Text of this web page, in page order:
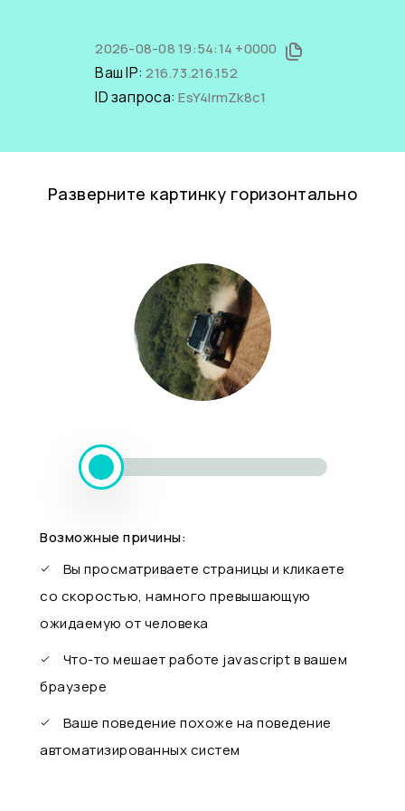
2026-08-08 19:54:14 +0000
Ваш IP:216.73.216.152
ID запроса:EsY4lrmZk8c1
Разверните картинку горизонтально
Возможные причины:
Вы просматриваете страницы и кликаете
со скоростью, намного превышающую
ожидаемую от человека
Что-то мешает работе javascript в вашем
браузере
Ваше поведение похоже на поведение
автоматизированных систем